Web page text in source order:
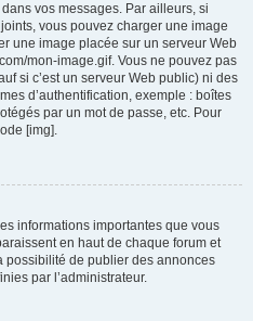
vos messages. Par ailleurs, si
vous pouvez charger une image
une image placée sur un serveur Web
mon-image.gif. Vous ne pouvez pas
si c’est un serveur Web public) ni des
d’authentification, exemple : boîtes
par un mot de passe, etc. Pour
[img].
informations importantes que vous
en haut de chaque forum et
possibilité de publier des annonces
par l’administrateur.